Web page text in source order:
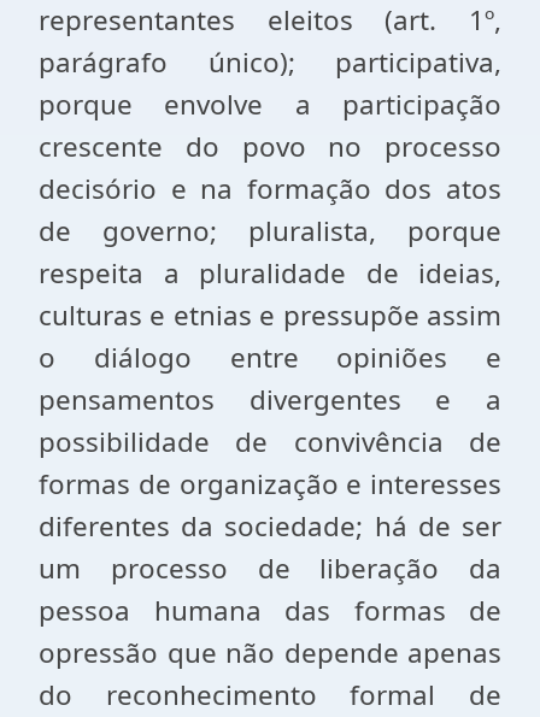
representantes eleitos (art. 1º,
parágrafo único); participativa,
porque envolve a participação
crescente do povo no processo
decisório e na formação dos atos
de governo; pluralista, porque
respeita a pluralidade de ideias,
culturas e etnias e pressupõe assim
o diálogo entre opiniões e
pensamentos divergentes e a
possibilidade de convivência de
formas de organização e interesses
diferentes da sociedade; há de ser
um processo de liberação da
pessoa humana das formas de
opressão que não depende apenas
do reconhecimento formal de